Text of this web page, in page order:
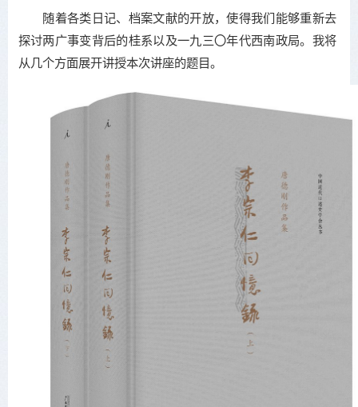
随着各类日记、档案文献的开放，使得我们能够重新去
探讨两广事变背后的桂系以及一九三〇年代西南政局。我将
从几个方面展开讲授本次讲座的题目。